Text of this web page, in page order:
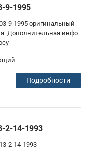
9-1995
9-1995 оригинальный
Дополнительная инфо
Подробности
2-14-1993
2-14-1993